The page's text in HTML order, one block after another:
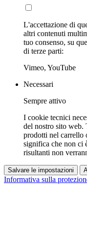
L'accettazione di
altri contenuti
tuo consenso, su
di terze parti:
Vimeo, YouTube
Necessari
Sempre attivo
I cookie tecnici
del nostro sito web.
prodotti nel carrello
significa che non ci
risultanti non
Salvare le impostazioni
Informativa sulla